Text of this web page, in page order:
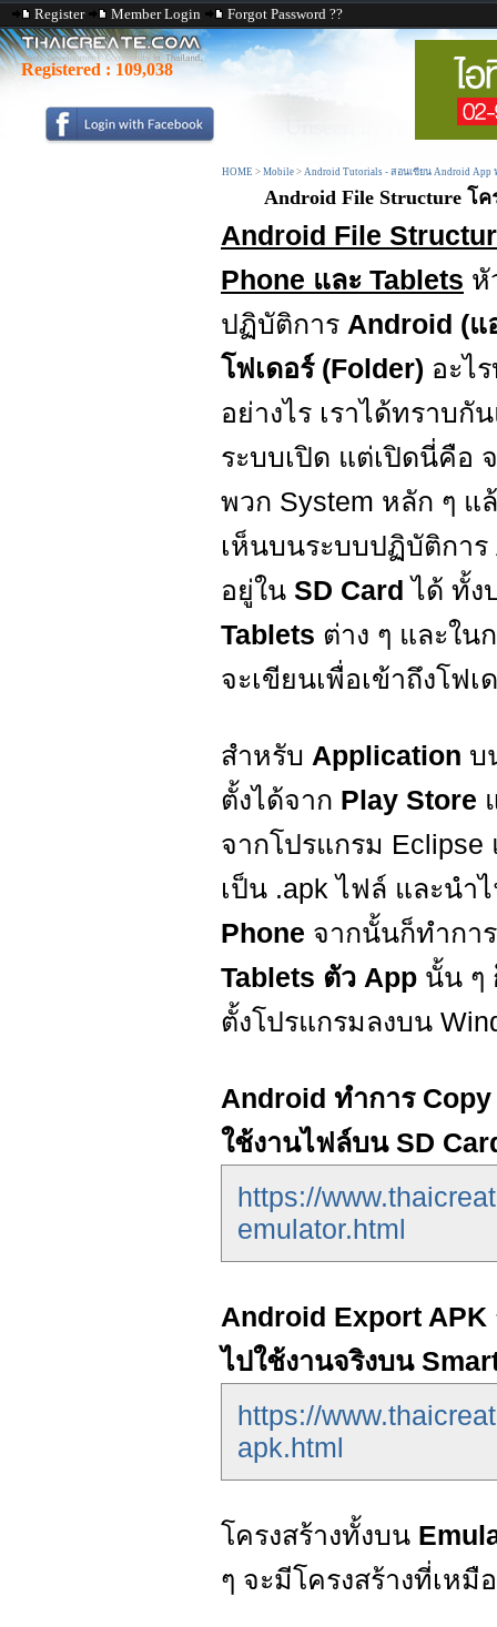
Register Member Login Forgot Password ??
Registered : 109,038
HOME > Mobile > Android Tutorials - สอนเขียน Android App
Android File Structure โ
Android File
Phone และ Tablets หั
ปฏิบัติการ Android (แ
โฟเดอร์ (Folder) อะไ
อย่างไร เราได้ทราบกั
ระบบเปิด แต่เปิดนี่คือ
พวก System หลัก ๆ แ
เห็นบนระบบปฏิบัติการ
อยู่ใน SD Card ได้ ทั้
Tablets ต่าง ๆ และใน
จะเขียนเพื่อเข้าถึงโฟ
สำหรับ Application
ตั้งได้จาก Play Store
จากโปรแกรม Eclipse
เป็น .apk ไฟล์ และน
Phone จากนั้นก็ทำกา
Tablets ตัว App นั้น ๆ
ตั้งโปรแกรมลงบน
Android ทำการ
ใช้งานไฟล์บน SD
https://
emulator.html
Android Export
ไปใช้งานจริงบน
https://
apk.html
โครงสร้างทั้งบน
ๆ จะมีโครงสร้างที่เหมื